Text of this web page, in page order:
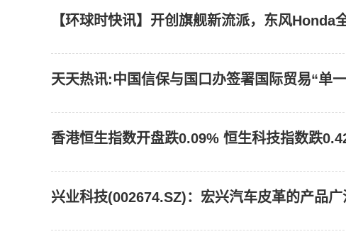
【环球时快讯】开创旗舰新流派，东风Honda
天天热讯:中国信保与国口办签署国际贸易“单
香港恒生指数开盘跌0.09% 恒生科技指数跌